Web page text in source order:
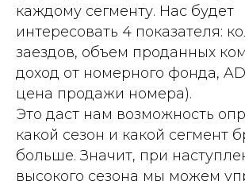
каждому сегменту. Нас будет
интересовать 4 показателя:
заездов, объем проданных
доход от номерного фонда,
цена продажи номера).
Это даст нам возможность
какой сезон и какой сегмент
больше. Значит, при
высокого сезона мы можем